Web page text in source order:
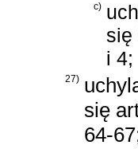
c)
się
i 4;
27)
się
64-